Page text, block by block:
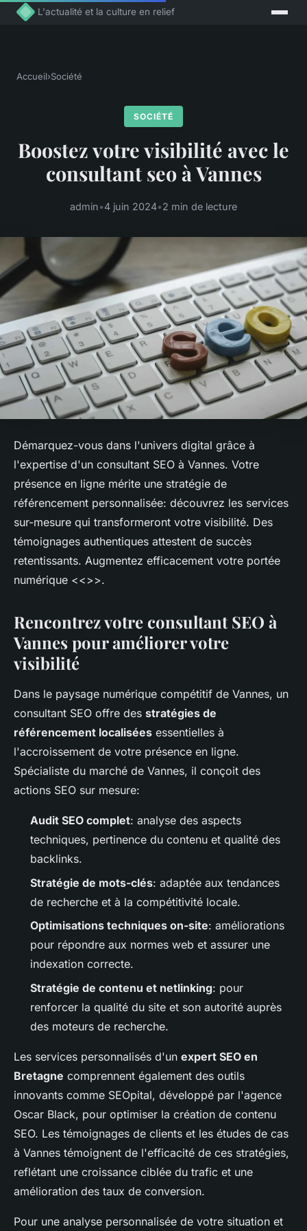
L'actualité et la culture en relief
Accueil›Société
SOCIÉTÉ
Boostez votre visibilité avec le
consultant seo à Vannes
admin•4 juin 2024•2 min de lecture
Démarquez-vous dans l'univers digital grâce à
l'expertise d'un consultant SEO à Vannes. Votre
présence en ligne mérite une stratégie de
référencement personnalisée: découvrez les services
sur-mesure qui transformeront votre visibilité. Des
témoignages authentiques attestent de succès
retentissants. Augmentez efficacement votre portée
numérique <<>>.
Rencontrez votre consultant SEO à
Vannes pour améliorer votre
visibilité
Dans le paysage numérique compétitif de Vannes, un
consultant SEO offre des stratégies de
référencement localisées essentielles à
l'accroissement de votre présence en ligne.
Spécialiste du marché de Vannes, il conçoit des
actions SEO sur mesure:
Audit SEO complet: analyse des aspects
techniques, pertinence du contenu et qualité des
backlinks.
Stratégie de mots-clés: adaptée aux tendances
de recherche et à la compétitivité locale.
Optimisations techniques on-site: améliorations
pour répondre aux normes web et assurer une
indexation correcte.
Stratégie de contenu et netlinking: pour
renforcer la qualité du site et son autorité auprès
des moteurs de recherche.
Les services personnalisés d'un expert SEO en
Bretagne comprennent également des outils
innovants comme SEOpital, développé par l'agence
Oscar Black, pour optimiser la création de contenu
SEO. Les témoignages de clients et les études de cas
à Vannes témoignent de l'efficacité de ces stratégies,
reflétant une croissance ciblée du trafic et une
amélioration des taux de conversion.
Pour une analyse personnalisée de votre situation et